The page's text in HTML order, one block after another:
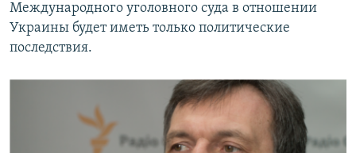
Международного уголовного суда в отношении
Украины будет иметь только политические
последствия.